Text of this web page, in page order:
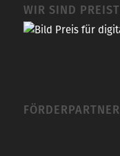
WIR SIND